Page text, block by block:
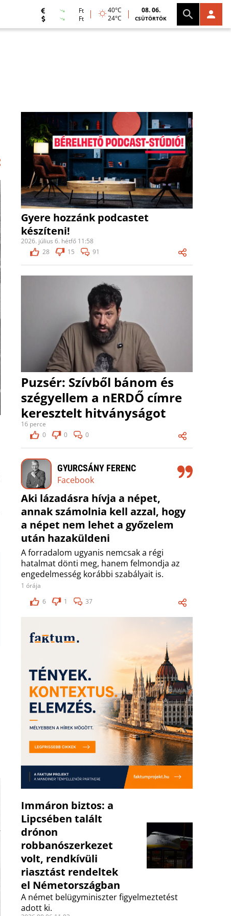
Ft
Ft
40°C
24°C
08. 06.
CSÜTÖRTÖK
Gyere hozzánk podcastet
készíteni!
2026. július 6. hétfő 11:58
28
15 91
Puzsér: Szívből bánom és
szégyellem a nERDŐ címre
keresztelt hitványságot
16 perce
0
0 0
GYURCSÁNY FERENC
Facebook
Aki lázadásra hívja a népet,
annak számolnia kell azzal, hogy
a népet nem lehet a győzelem
után hazaküldeni
A forradalom ugyanis nemcsak a régi
hatalmat dönti meg, hanem felmondja az
engedelmesség korábbi szabályait is.
1 órája
6
1 37
Immáron biztos: a
Lipcsében talált
drónon
robbanószerkezet
volt, rendkívüli
riasztást rendeltek
el Németországban
A német belügyminiszter figyelmeztetést
adott ki.